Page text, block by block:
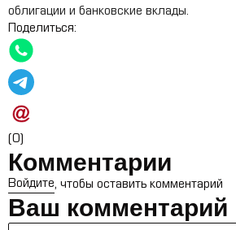
облигации и банковские вклады.
Поделиться:
(0)
Комментарии
Войдите, чтобы оставить комментарий
Ваш комментарий